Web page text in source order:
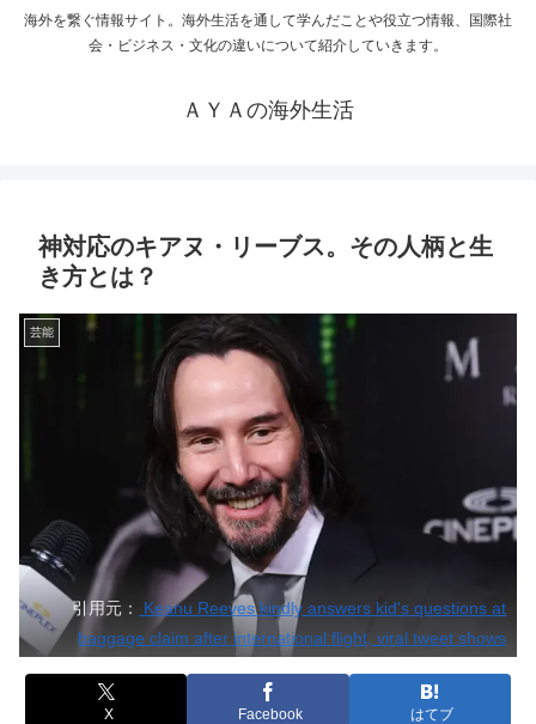
海外を繋ぐ情報サイト。海外生活を通して学んだことや役立つ情報、国際社
会・ビジネス・文化の違いについて紹介していきます。
ＡＹＡの海外生活
神対応のキアヌ・リーブス。その人柄と生
き方とは？
芸能
引用元：
Keanu Reeves kindly answers kid's questions at
baggage claim after international flight, viral tweet shows
X Facebook はてブ